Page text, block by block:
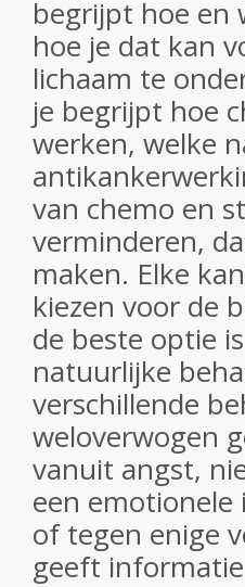
begrijpt hoe en
hoe je dat kan
lichaam te
je begrijpt hoe
werken, welke
van chemo en
verminderen,
maken. Elke
kiezen voor de
de beste optie
natuurlijke
verschillende
weloverwogen
vanuit angst,
een
of tegen enige
geeft